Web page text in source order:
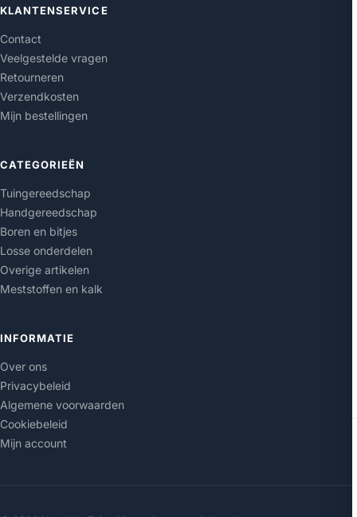
KLANTENSERVICE
Contact
Veelgestelde vragen
Retourneren
Verzendkosten
Mijn bestellingen
CATEGORIEËN
Tuingereedschap
Handgereedschap
Boren en bitjes
Losse onderdelen
Overige artikelen
Meststoffen en kalk
INFORMATIE
Over ons
Privacybeleid
Algemene voorwaarden
Cookiebeleid
Mijn account